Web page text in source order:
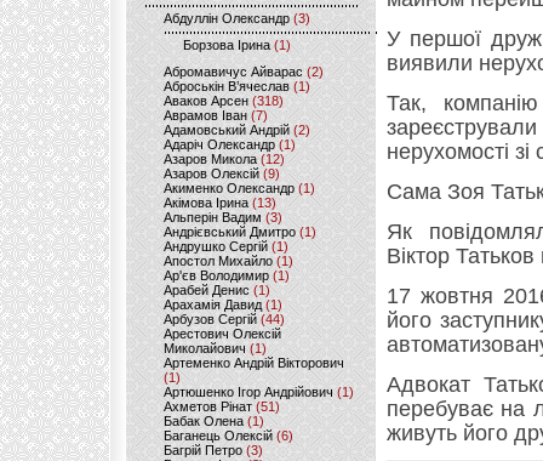
Абдуллін Олександр (3)
Борзова Ірина(1)
Абромавичус Айварас (2)
Аброськін В’ячеслав(1)
Аваков Арсен (318)
Аврамов Іван (7)
Адамовський Андрій(2)
Адаріч Олександр (1)
Азаров Микола (12)
Азаров Олексій (9)
Акименко Олександр(1)
Акімова Ірина(13)
Альперін Вадим (3)
Андрієвський Дмитро(1)
Андрушко Сергій(1)
Апостол Михайло(1)
Ар'єв Володимир (1)
Арабей Денис(1)
Арахамія Давид (1)
Арбузов Сергій (44)
Арестович Олексій
Миколайович(1)
Артеменко Андрій Вікторович
(1)
Артюшенко Ігор Андрійович(1)
Ахметов Рінат(51)
Бабак Олена(1)
Баганець Олексій(6)
Багрій Петро (3)
У першої
виявили
Так,
нерухомості
Сама Зоя
Як
Віктор
17 жовтня
його
Адвокат
перебуває на
живуть його